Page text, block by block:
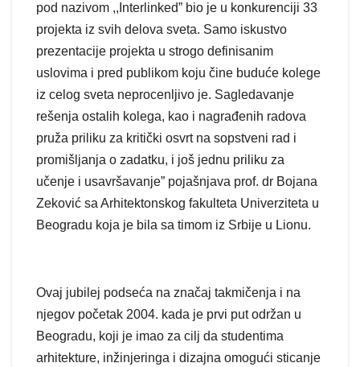
pod nazivom ,,Interlinked” bio je u konkurenciji 33
projekta iz svih delova sveta. Samo iskustvo
prezentacije projekta u strogo definisanim
uslovima i pred publikom koju čine buduće kolege
iz celog sveta neprocenljivo je. Sagledavanje
rešenja ostalih kolega, kao i nagrađenih radova
pruža priliku za kritički osvrt na sopstveni rad i
promišljanja o zadatku, i još jednu priliku za
učenje i usavršavanje” pojašnjava prof. dr Bojana
Zeković sa Arhitektonskog fakulteta Univerziteta u
Beogradu koja je bila sa timom iz Srbije u Lionu.
Ovaj jubilej podseća na značaj takmičenja i na
njegov početak 2004. kada je prvi put održan u
Beogradu, koji je imao za cilj da studentima
arhitekture, inžinjeringa i dizajna omogući sticanje